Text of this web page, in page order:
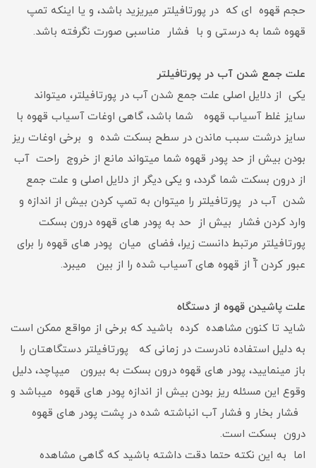
حجم قهوه ای که در پورتافیلتر میریزید باشد، و یا اینکه تمپ
قهوه شما به درستی و با فشار مناسبی صورت نگرفته باشد.
علت جمع شدن آب در پورتافیلتر
یکی از دلایل اصلی علت جمع شدن آب در پورتافیلتر، میتواند
سایز غلط آسیاب قهوه شما باشد، گاهی اوغات آسیاب قهوه با
سایز درشت سبب ماندن در سطح بسکت شده و برخی اوغات ریز
بودن بیش از حد پودر قهوه شما میتواند مانع از خروج راحت آب
از درون بسکت شما گردد، و یکی دیگر از دلایل اصلی و علت جمع
شدن آب در پورتافیلتر را میتوان به تمپ کردن بیش از اندازه و
وارد کردن فشار بیش از حد به پودر های قهوه درون بسکت
پورتافیلتر مرتبط دانست زیرا، فضای میان پودر های قهوه را برای
عبور کردن آّ از قهوه های آسیاب شده را از بین میبرد.
علت پاشیدن قهوه از دستگاه
شاید تا کنون مشاهده کرده باشید که برخی از مواقع ممکن است
به دلیل استفاده نادرست در زمانی که پورتافیلتر دستگاهتان را
باز مینمایید، پودر های قهوه درون بسکت به بیرون میپاچد، دلیل
وقوع این مسئله ریز بودن بیش از اندازه پودر های قهوه میباشد و
فشار بخار و فشار آب انباشته شده در پشت پودر های قهوه
درون بسکت است.
اما به این نکته حتما دقت داشته باشید که گاهی مشاهده